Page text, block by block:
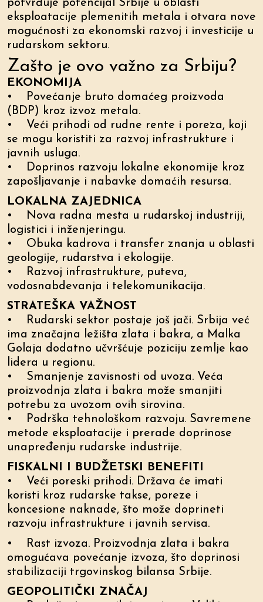
potvrđuje potencijal Srbije u oblasti
eksploatacije plemenitih metala i otvara nove
mogućnosti za ekonomski razvoj i investicije u
rudarskom sektoru.
Zašto je ovo važno za Srbiju?
EKONOMIJA
• Povećanje bruto domaćeg proizvoda
(BDP) kroz izvoz metala.
• Veći prihodi od rudne rente i poreza, koji
se mogu koristiti za razvoj infrastrukture i
javnih usluga.
• Doprinos razvoju lokalne ekonomije kroz
zapošljavanje i nabavke domaćih resursa.
LOKALNA ZAJEDNICA
• Nova radna mesta u rudarskoj industriji,
logistici i inženjeringu.
• Obuka kadrova i transfer znanja u oblasti
geologije, rudarstva i ekologije.
• Razvoj infrastrukture, puteva,
vodosnabdevanja i telekomunikacija.
STRATEŠKA VAŽNOST
• Rudarski sektor postaje još jači. Srbija već
ima značajna ležišta zlata i bakra, a Malka
Golaja dodatno učvršćuje poziciju zemlje kao
lidera u regionu.
• Smanjenje zavisnosti od uvoza. Veća
proizvodnja zlata i bakra može smanjiti
potrebu za uvozom ovih sirovina.
• Podrška tehnološkom razvoju. Savremene
metode eksploatacije i prerade doprinose
unapređenju rudarske industrije.
FISKALNI I BUDŽETSKI BENEFITI
• Veći poreski prihodi. Država će imati
koristi kroz rudarske takse, poreze i
koncesione naknade, što može doprineti
razvoju infrastrukture i javnih servisa.
• Rast izvoza. Proizvodnja zlata i bakra
omogućava povećanje izvoza, što doprinosi
stabilizaciji trgovinskog bilansa Srbije.
GEOPOLITIČKI ZNAČAJ